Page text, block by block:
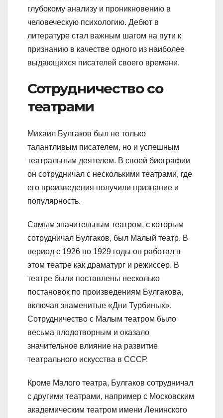
глубокому анализу и проникновению в
человеческую психологию. Дебют в
литературе стал важным шагом на пути к
признанию в качестве одного из наиболее
выдающихся писателей своего времени.
Сотрудничество со
театрами
Михаил Булгаков был не только
талантливым писателем, но и успешным
театральным деятелем. В своей биографии
он сотрудничал с несколькими театрами, где
его произведения получили признание и
популярность.
Самым значительным театром, с которым
сотрудничал Булгаков, был Малый театр. В
период с 1926 по 1929 годы он работал в
этом театре как драматург и режиссер. В
театре были поставлены несколько
постановок по произведениям Булгакова,
включая знаменитые «Дни Турбиных».
Сотрудничество с Малым театром было
весьма плодотворным и оказало
значительное влияние на развитие
театрального искусства в СССР.
Кроме Малого театра, Булгаков сотрудничал
с другими театрами, например с Московским
академическим театром имени Ленинского